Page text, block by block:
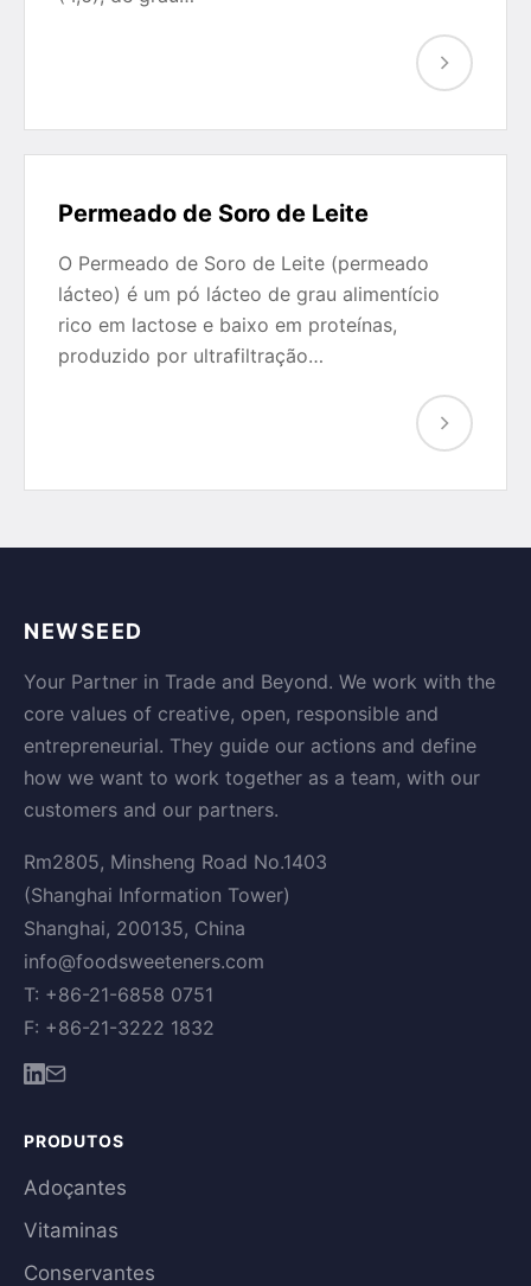
Permeado de Soro de Leite
O Permeado de Soro de Leite (permeado
lácteo) é um pó lácteo de grau alimentício
rico em lactose e baixo em proteínas,
produzido por ultrafiltração…
NEWSEED
Your Partner in Trade and Beyond. We work with the
core values of creative, open, responsible and
entrepreneurial. They guide our actions and define
how we want to work together as a team, with our
customers and our partners.
Rm2805, Minsheng Road No.1403
(Shanghai Information Tower)
Shanghai, 200135, China
info@foodsweeteners.com
T: +86-21-6858 0751
F: +86-21-3222 1832
PRODUTOS
Adoçantes
Vitaminas
Conservantes